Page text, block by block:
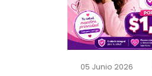
05 Junio 2026